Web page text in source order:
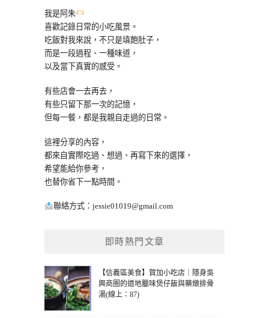
我是阿朱
喜歡記錄日常的小吃風景。
吃飯對我來說，不只是填飽肚子，
而是一段過程、一種味道，
以及當下真實的感受。
有些店會一去再去，
有些只留下那一次的記憶，
但每一餐，都是我親自走過的日常。
這裡分享的內容，
都來自實際吃過、想過、再寫下來的選擇，
希望能給你參考，
也替你省下一點時間。
聯絡方式： jessie01019@gmail.com
即時熱門文章
【信義區美食】賀加小吃店｜隱身吳
興商圈的道地臘味煲仔飯與藥燉排骨
湯(線上：87)